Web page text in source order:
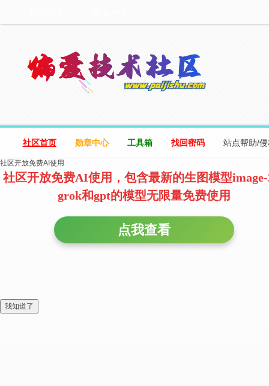
社区首页 勋章中心 工具箱 找回密码 站点帮助/
社区开放免费AI使用
社区开放免费AI使用，包含最新的生图模型
grok和gpt的模型无限量免费使用
点我查看
我知道了